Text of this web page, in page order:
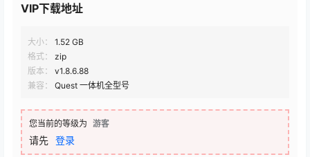
VIP下载地址
大小：
1.52 GB
格式：
zip
版本：
v1.8.6.88
兼容：
Quest 一体机全型号
您当前的等级为 游客
请先 登录